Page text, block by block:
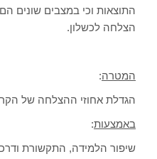
התוצאות וכי במצבים שונים
הצלחה לכשלון.
המטרה:
הגדלת אחוזי ההצלחה של
באמצעות:
שיפור הלמידה, התקשורת